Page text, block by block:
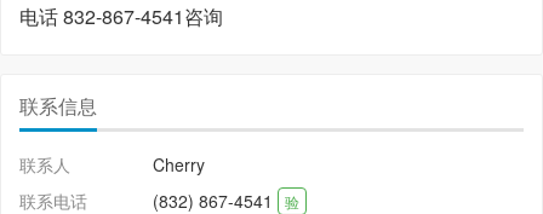
电话 832-867-4541咨询
联系信息
联系人
Cherry
联系电话
(832) 867-4541 验